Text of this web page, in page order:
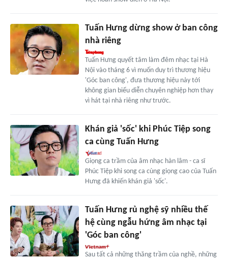
Tuấn Hưng dừng show ở ban công
nhà riêng
Tuấn Hưng quyết tâm làm đêm nhạc tại Hà
Nội vào tháng 6 vì muốn duy trì thương hiệu
'Góc ban công', đưa thương hiệu này tới
không gian biểu diễn chuyên nghiệp hơn thay
vì hát tại nhà riêng như trước.
Khán giả 'sốc' khi Phúc Tiệp song
ca cùng Tuấn Hưng
Giọng ca trầm của âm nhạc hàn lâm - ca sĩ
Phúc Tiệp khi song ca cùng giọng cao của Tuấn
Hưng đã khiến khán giả 'sốc'.
Tuấn Hưng rủ nghệ sỹ nhiều thế
hệ cùng ngẫu hứng âm nhạc tại
'Góc ban công'
Sau tất cả những thăng trầm của nghề, những